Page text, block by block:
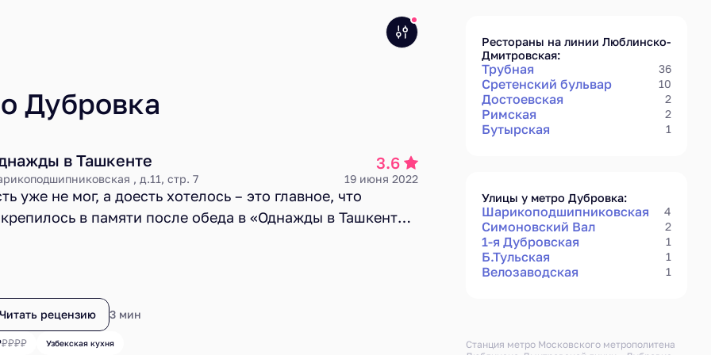
Дубровка
в Ташкенте 3.6
, д.11, стр. 7 19 июня 2022
уже не мог, а доесть хотелось – это главное, что
в памяти после обеда в «Однажды в Ташкенте».
естественной форме, много плова, много вкусной
жирной еды и неудачные помидоры. Наверное, все;
нет, забыл цыган – куда же без них-то?
Читать рецензию 3 мин
Узбекская кухня
Рестораны на линии Люблинско-
Дмитровская:
Трубная 36
Сретенский бульвар 10
Достоевская 2
Римская 2
Бутырская 1
Улицы у метро Дубровка:
Шарикоподшипниковская 4
Симоновский Вал 2
1-я Дубровская 1
Б.Тульская 1
Велозаводская 1
Станция метро Московского метрополитена